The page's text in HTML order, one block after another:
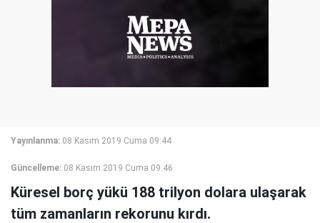
Yayınlanma: 08 Kasım 2019 Cuma 09:44
Güncelleme: 08 Kasım 2019 Cuma 09:46
Küresel borç yükü 188 trilyon dolara ulaşarak
tüm zamanların rekorunu kırdı.